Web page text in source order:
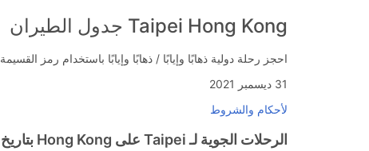
Taipei Hong Kong جدول الطيران
احجز رحلة دولية ذهابًا وإيابًا / ذهابًا وإيابًا باستخدام رمز القسيمة FLIGHTS واحصل على استرداد نقدي فوري يصل إلى SAR 700.
31 ديسمبر 2021
لأحكام والشروط
الرحلات الجوية لـ Taipei على Hong Kong بتاريخ>